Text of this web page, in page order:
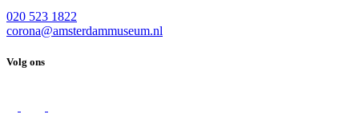
020 523 1822
corona@amsterdammuseum.nl
Volg ons